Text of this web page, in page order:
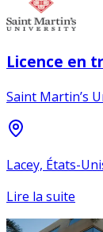
Licence en
Saint Martin’s
Lacey, États-
Lire la suite